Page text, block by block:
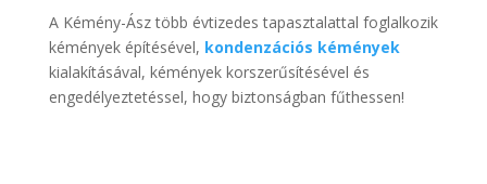
A Kémény-Ász több évtizedes tapasztalattal foglalkozik
kémények építésével, kondenzációs kémények
kialakításával, kémények korszerűsítésével és
engedélyeztetéssel, hogy biztonságban fűthessen!